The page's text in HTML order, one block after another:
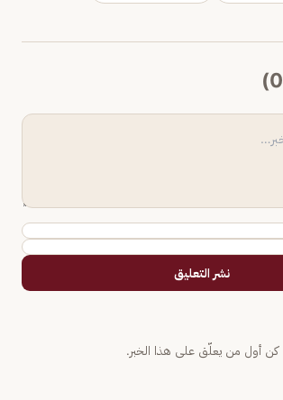
0
)
نشر التعليق
كن أول من يعلّق على هذا الخبر.